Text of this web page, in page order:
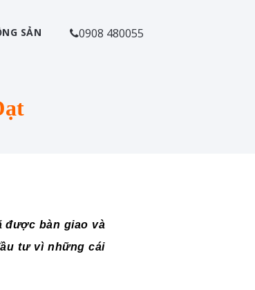
SẢN 0908 480055
được bàn giao và
tư vì những cái